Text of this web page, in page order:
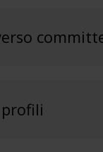
profili